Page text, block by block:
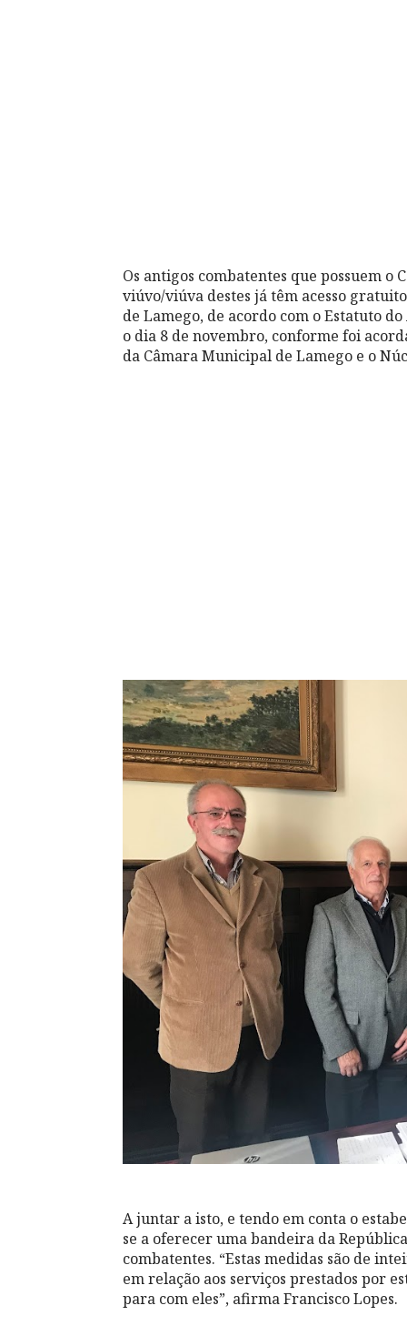
Os antigos combatentes que possuem o
viúvo/viúva destes já têm acesso
de Lamego, de acordo com o Estatuto
o dia 8 de novembro, conforme foi
da Câmara Municipal de Lamego e o
A juntar a isto, e tendo em conta o
se a oferecer uma bandeira da
combatentes. “Estas medidas são de
em relação aos serviços prestados por
para com eles”, afirma Francisco Lopes.